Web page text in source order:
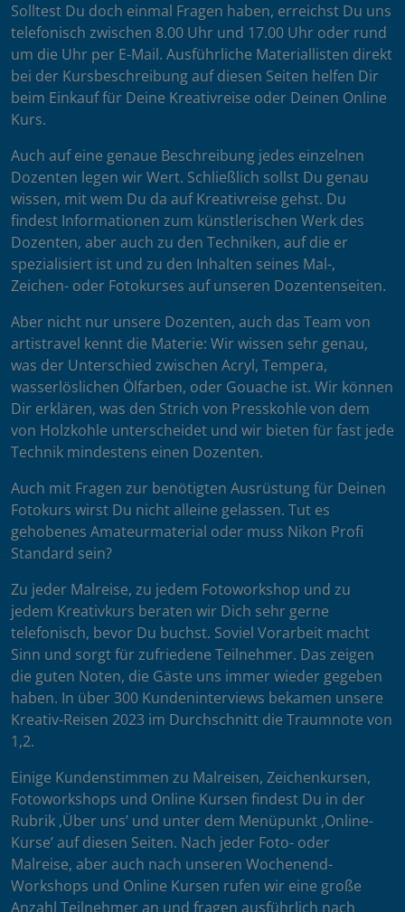
Solltest Du doch einmal Fragen haben, erreichst Du uns
telefonisch zwischen 8.00 Uhr und 17.00 Uhr oder rund
um die Uhr per E-Mail. Ausführliche Materiallisten direkt
bei der Kursbeschreibung auf diesen Seiten helfen Dir
beim Einkauf für Deine Kreativreise oder Deinen Online
Kurs.
Auch auf eine genaue Beschreibung jedes einzelnen
Dozenten legen wir Wert. Schließlich sollst Du genau
wissen, mit wem Du da auf Kreativreise gehst. Du
findest Informationen zum künstlerischen Werk des
Dozenten, aber auch zu den Techniken, auf die er
spezialisiert ist und zu den Inhalten seines Mal-,
Zeichen- oder Fotokurses auf unseren Dozentenseiten.
Aber nicht nur unsere Dozenten, auch das Team von
artistravel kennt die Materie: Wir wissen sehr genau,
was der Unterschied zwischen Acryl, Tempera,
wasserlöslichen Ölfarben, oder Gouache ist. Wir können
Dir erklären, was den Strich von Presskohle von dem
von Holzkohle unterscheidet und wir bieten für fast jede
Technik mindestens einen Dozenten.
Auch mit Fragen zur benötigten Ausrüstung für Deinen
Fotokurs wirst Du nicht alleine gelassen. Tut es
gehobenes Amateurmaterial oder muss Nikon Profi
Standard sein?
Zu jeder Malreise, zu jedem Fotoworkshop und zu
jedem Kreativkurs beraten wir Dich sehr gerne
telefonisch, bevor Du buchst. Soviel Vorarbeit macht
Sinn und sorgt für zufriedene Teilnehmer. Das zeigen
die guten Noten, die Gäste uns immer wieder gegeben
haben. In über 300 Kundeninterviews bekamen unsere
Kreativ-Reisen 2023 im Durchschnitt die Traumnote von
1,2.
Einige Kundenstimmen zu Malreisen, Zeichenkursen,
Fotoworkshops und Online Kursen findest Du in der
Rubrik ‚Über uns’ und unter dem Menüpunkt ‚Online-
Kurse’ auf diesen Seiten. Nach jeder Foto- oder
Malreise, aber auch nach unseren Wochenend-
Workshops und Online Kursen rufen wir eine große
Anzahl Teilnehmer an und fragen ausführlich nach